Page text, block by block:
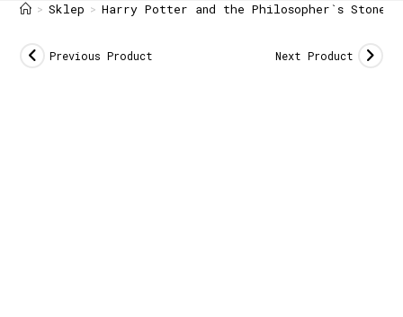
> Sklep > Harry Potter and the Philosopher`s
Previous Product Next Product